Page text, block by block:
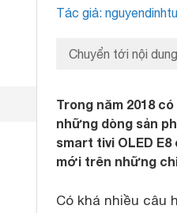
Tác giả:
Chuyển tới nội
Trong năm 2018
những dòng sản
smart tivi OLED
mới trên những
Có khá nhiều câu